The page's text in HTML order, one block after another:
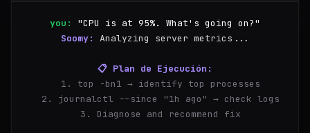
you:
"CPU is at 95%. What's going on?"
Soomy:
Analyzing server metrics...
📋 Plan de Ejecución:
  1. top -bn1 → identify top processes
  2. journalctl --since "1h ago" → check logs
  3. Diagnose and recommend fix